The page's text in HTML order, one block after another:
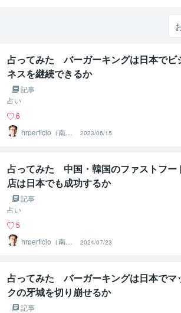
占ってみた バーガーキングは日本でビ
ネスを継続できるか
記事
占い
6
hrperficio（南仙
台の父）
2023/06/15
占ってみた 中国・韓国のファストフー
店は日本でも成功するか
記事
占い
5
hrperficio（南仙
台の父）
2024/07/23
占ってみた バーガーキングは日本でマ
クの牙城を切り崩せるか
記事